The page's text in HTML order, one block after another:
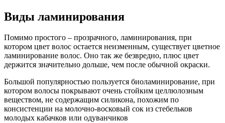
Виды ламинирования
Помимо простого – прозрачного, ламинирования, при
котором цвет волос остается неизменным, существует цветное
ламинирование волос. Оно так же безвредно, плюс цвет
держится значительно дольше, чем после обычной окраски.
Большой популярностью пользуется биоламинирование, при
котором волосы покрывают очень стойким целлюлозным
веществом, не содержащим силикона, похожим по
консистенции на молочно-восковый сок из стебельков
молодых кабачков или одуванчиков